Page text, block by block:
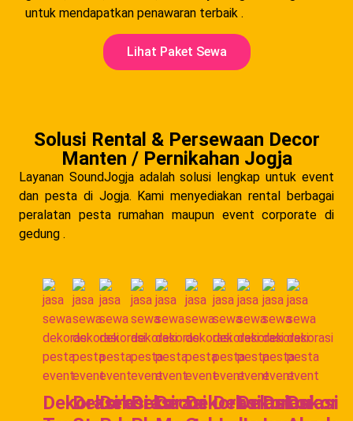
untuk mendapatkan penawaran terbaik .
Lihat Paket Sewa
Solusi Rental & Persewaan Decor
Manten / Pernikahan Jogja
Layanan SoundJogja adalah solusi lengkap untuk event
dan pesta di Jogja. Kami menyediakan rental berbagai
peralatan pesta rumahan maupun event corporate di
gedung .
Dekorasi
Dekorasi
Dekorasi
Dekorasi
DecorDekorasi
Dekorasi
Dekorasi
Dekorasi
Dekor